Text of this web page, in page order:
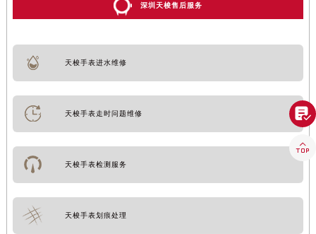
深圳天梭售后服务
天梭手表进水维修
天梭手表走时问题维修
天梭手表检测服务
天梭手表划痕处理

